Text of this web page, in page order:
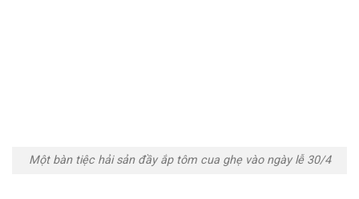
Một bàn tiệc hải sản đầy ắp tôm cua ghẹ vào ngày lễ 30/4